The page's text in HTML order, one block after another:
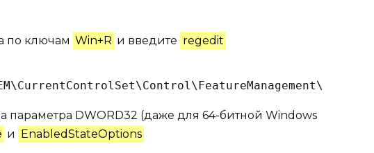
по ключам Win+R и введите regedit
параметра DWORD32 (даже для 64-битной Windows
и EnabledStateOptions